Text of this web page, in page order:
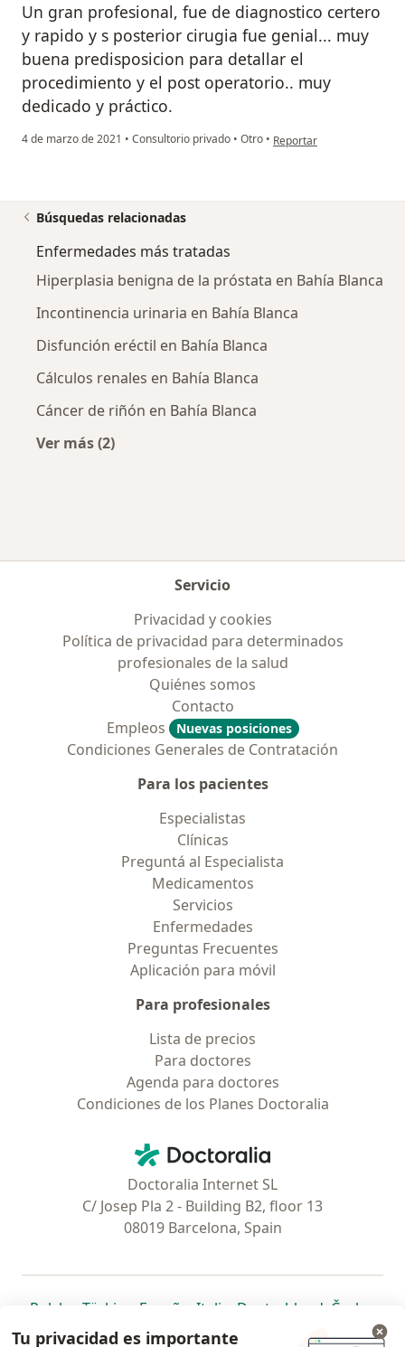
Un gran profesional, fue de diagnostico certero
y rapido y s posterior cirugia fue genial... muy
buena predisposicion para detallar el
procedimiento y el post operatorio.. muy
dedicado y práctico.
4 de marzo de 2021 • Consultorio privado • Otro • en opinión del usuario
Reportar
Búsquedas relacionadas
Enfermedades más tratadas
Hiperplasia benigna de la próstata en Bahía Blanca
Incontinencia urinaria en Bahía Blanca
Disfunción eréctil en Bahía Blanca
Cálculos renales en Bahía Blanca
Cáncer de riñón en Bahía Blanca
Ver más (2)
Servicio
Privacidad y cookies
Política de privacidad para determinados
profesionales de la salud
Quiénes somos
Contacto
Empleos
Nuevas posiciones
Condiciones Generales de Contratación
Para los pacientes
Especialistas
Clínicas
Preguntá al Especialista
Medicamentos
Servicios
Enfermedades
Preguntas Frecuentes
Aplicación para móvil
Para profesionales
Lista de precios
Para doctores
Agenda para doctores
Condiciones de los Planes Doctoralia
Doctoralia - Página de inicio
Doctoralia Internet SL
C/ Josep Pla 2 - Building B2, floor 13
08019 Barcelona, Spain
Polska se abre en una nueva pestaña
Türkiye se abre en una nueva pestaña
España se abre en una nueva pestaña
Italia se abre en una nueva
Deutschlandse abre en
Česko
Portugal
se abre en una nueva pestaña
México se abre en una nueva pestaña
Chile se abre en una nueva pestaña
Brasil se abre en una nueva
se abre en
se
Tu privacidad es importante